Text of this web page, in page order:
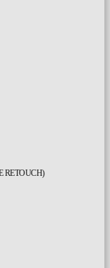
RETOUCH)